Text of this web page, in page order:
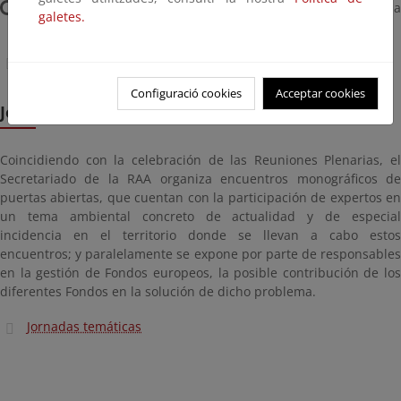
Jornada sobre integración y seguimiento ambiental en la
Política de Cohesión 2014-2020
Jornadas temáticas
Coincidiendo con la celebración de las Reuniones Plenarias, el
Secretariado de la RAA organiza encuentros monográficos de
puertas abiertas, que cuentan con la participación de expertos en
un tema ambiental concreto de actualidad y de especial
incidencia en el territorio donde se llevan a cabo estos
encuentros; y paralelamente se expone por parte de responsables
en la gestión de Fondos europeos, la posible contribución de los
diferentes Fondos en la solución de dicho problema.
Jornadas temáticas
galetes.
Configuració cookies Acceptar cookies